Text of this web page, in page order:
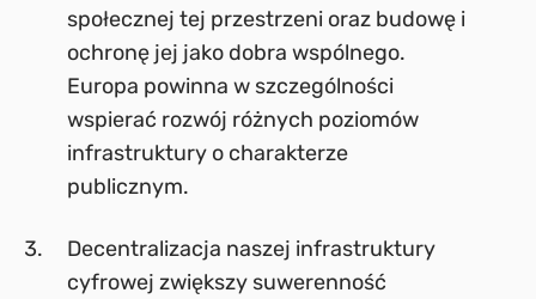
społecznej tej przestrzeni oraz budowę i
ochronę jej jako dobra wspólnego.
Europa powinna w szczególności
wspierać rozwój różnych poziomów
infrastruktury o charakterze
publicznym.
Decentralizacja naszej infrastruktury
cyfrowej zwiększy suwerenność